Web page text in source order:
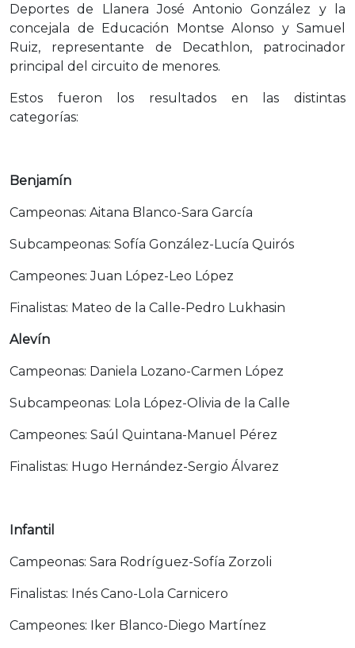
Deportes de Llanera José Antonio González y la
concejala de Educación Montse Alonso y Samuel
Ruiz, representante de Decathlon, patrocinador
principal del circuito de menores.
Estos fueron los resultados en las distintas
categorías:
Benjamín
Campeonas: Aitana Blanco-Sara García
Subcampeonas: Sofía González-Lucía Quirós
Campeones: Juan López-Leo López
Finalistas: Mateo de la Calle-Pedro Lukhasin
Alevín
Campeonas: Daniela Lozano-Carmen López
Subcampeonas: Lola López-Olivia de la Calle
Campeones: Saúl Quintana-Manuel Pérez
Finalistas: Hugo Hernández-Sergio Álvarez
Infantil
Campeonas: Sara Rodríguez-Sofía Zorzoli
Finalistas: Inés Cano-Lola Carnicero
Campeones: Iker Blanco-Diego Martínez